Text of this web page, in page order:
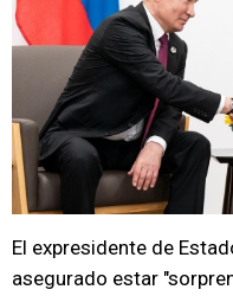
El expresidente de
asegurado estar